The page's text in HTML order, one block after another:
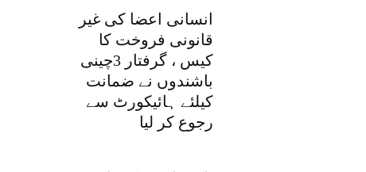
انسانی اعضا کی غیر
قانونی فروخت کا
کیس ، گرفتار 3چینی
باشندوں نے ضمانت
کیلئے ہائیکورٹ سے
رجوع کر لیا